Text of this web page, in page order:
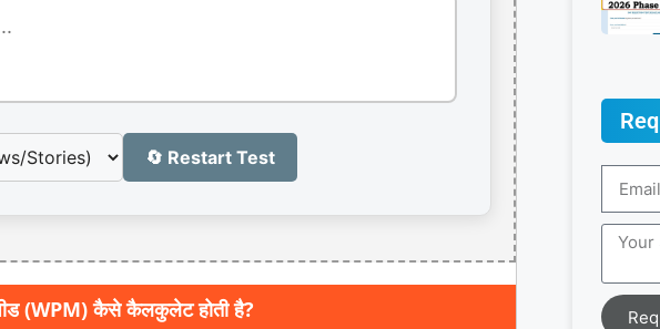
🔄 Restart Test
(WPM) कैसे कैलकुलेट होती है?